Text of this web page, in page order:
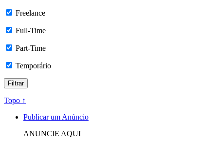
Freelance
Full-Time
Part-Time
Temporário
Topo ↑
Publicar um Anúncio
ANUNCIE AQUI